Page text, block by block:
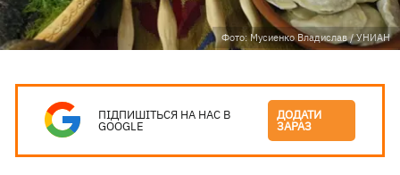
Фото: Мусиенко Владислав / УНИАН
ПІДПИШІТЬСЯ НА НАС В
GOOGLE
ДОДАТИ
ЗАРАЗ